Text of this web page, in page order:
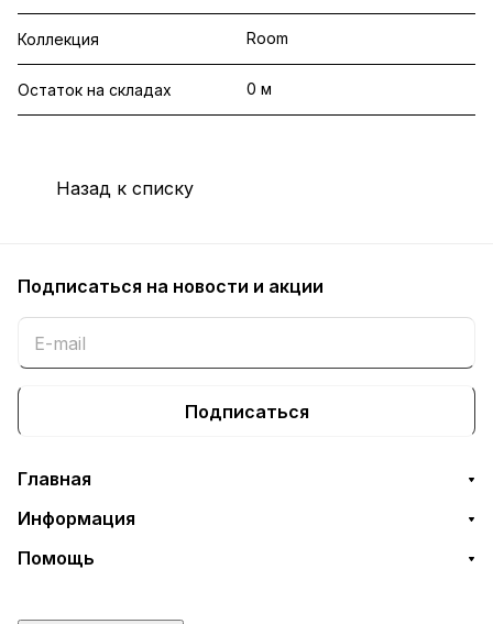
Коллекция Room
Остаток на складах 0 м
Назад к списку
Подписаться на новости и акции
Подписаться
Главная
Информация
Помощь